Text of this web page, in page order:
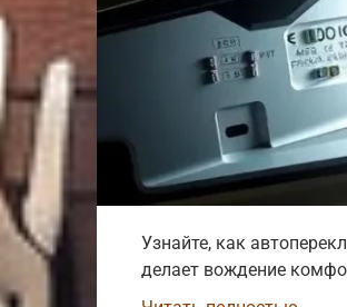
Узнайте, как
делает вождение